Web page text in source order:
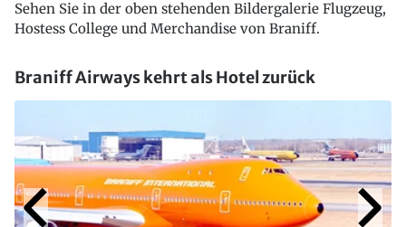
Sehen Sie in der oben stehenden Bildergalerie Flugzeug,
Hostess College und Merchandise von Braniff.
Braniff Airways kehrt als Hotel zurück